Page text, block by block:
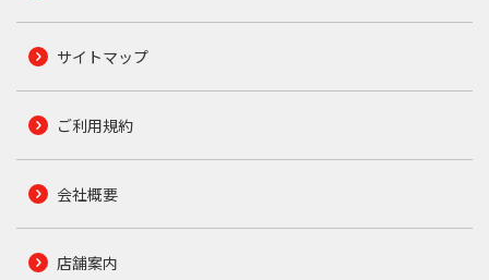
サイトマップ
ご利用規約
会社概要
店舗案内